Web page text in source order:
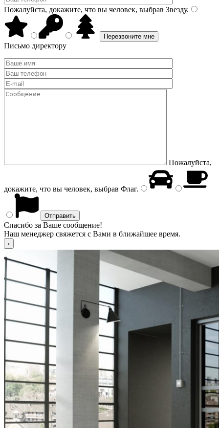
Пожалуйста, докажите, что вы человек, выбрав Звезду.
Письмо директору
Пожалуйста,
докажите, что вы человек, выбрав Флаг.
Спасибо за Ваше сообщение!
Наш менеджер свяжется с Вами в ближайшее время.